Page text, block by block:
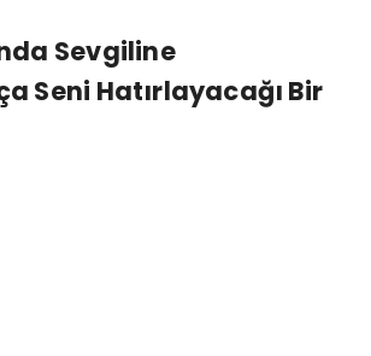
Sevgiline
Seni Hatırlayacağı Bir